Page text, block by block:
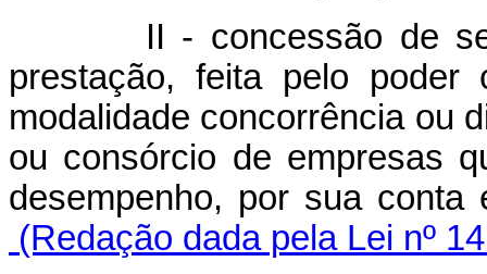
II - concessão de
prestação, feita pelo poder
modalidade concorrência ou
ou consórcio de empresas
desempenho, por sua
(Redação dada pela Lei nº